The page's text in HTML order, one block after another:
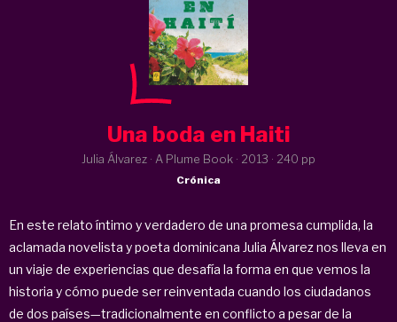
Una boda en Haiti
Julia Álvarez · A Plume Book · 2013 · 240 pp
Crónica
En este relato íntimo y verdadero de una promesa cumplida, la
aclamada novelista y poeta dominicana Julia Álvarez nos lleva en
un viaje de experiencias que desafía la forma en que vemos la
historia y cómo puede ser reinventada cuando los ciudadanos
de dos países—tradicionalmente en conflicto a pesar de la